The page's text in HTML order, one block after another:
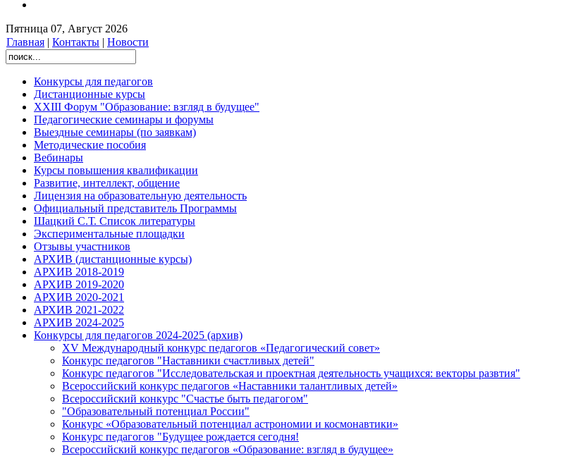
Пятница 07, Август 2026
Главная | Контакты | Новости
Конкурсы для педагогов
Дистанционные курсы
XXIII Форум "Образование: взгляд в будущее"
Педагогические семинары и форумы
Выездные семинары (по заявкам)
Методические пособия
Вебинары
Курсы повышения квалификации
Развитие, интеллект, общение
Лицензия на образовательную деятельность
Официальный представитель Программы
Шацкий С.Т. Список литературы
Экспериментальные площадки
Отзывы участников
АРХИВ (дистанционные курсы)
АРХИВ 2018-2019
АРХИВ 2019-2020
АРХИВ 2020-2021
АРХИВ 2021-2022
АРХИВ 2024-2025
Конкурсы для педагогов 2024-2025 (архив)
XV Международный конкурс педагогов «Педагогический совет»
Конкурс педагогов "Наставники счастливых детей"
Конкурс педагогов "Исследовательская и проектная деятельность учащихся: векторы развтия"
Всероссийский конкурс педагогов «Наставники талантливых детей»
Всероссийский конкурс "Счастье быть педагогом"
"Образовательный потенциал России"
Конкурс «Образовательный потенциал астрономии и космонавтики»
Конкурс педагогов "Будущее рождается сегодня!
Всероссийский конкурс педагогов «Образование: взгляд в будущее»